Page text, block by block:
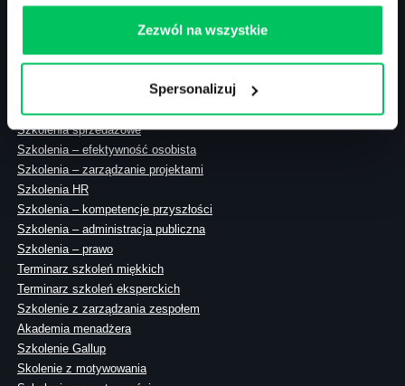
Zezwól na wszystkie
Spersonalizuj
Szkolenia menedżerskie
Szkolenia sprzedażowe
Szkolenia – efektywność osobista
Szkolenia – zarządzanie projektami
Szkolenia HR
Szkolenia – kompetencje przyszłości
Szkolenia – administracja publiczna
Szkolenia – prawo
Terminarz szkoleń miękkich
Terminarz szkoleń eksperckich
Szkolenie z zarządzania zespołem
Akademia menadżera
Szkolenie Gallup
Skolenie z motywowania